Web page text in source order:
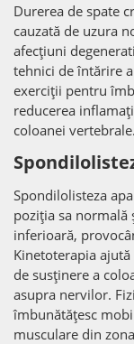
Durerea de spate
cauzată de uzura
afecțiuni
tehnici de întărire
exerciții pentru
reducerea
coloanei vertebrale.
Spon
Spondilolisteza
poziția sa normală
inferioară,
Kinetoterapia
de susținere a
asupra nervilor.
îmbunătățesc
musculare din